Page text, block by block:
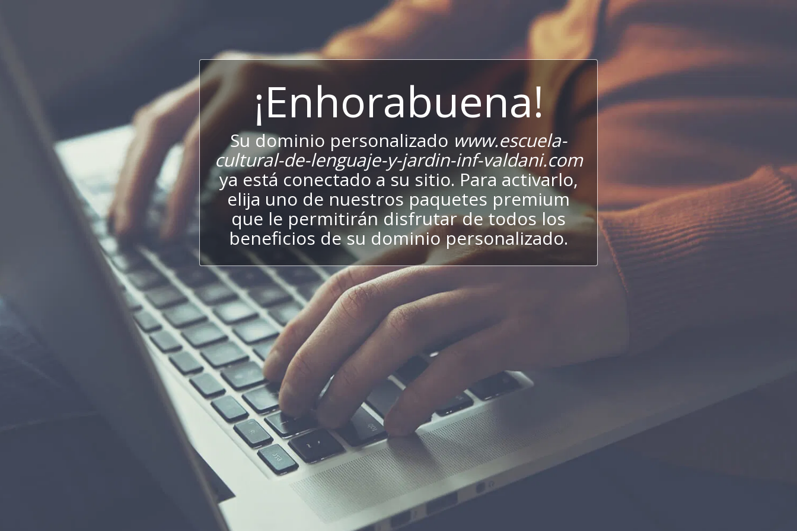
¡Enhorabuena!
Su dominio personalizado www.escuela-
cultural-de-lenguaje-y-jardin-inf-valdani.com
ya está conectado a su sitio. Para activarlo,
elija uno de nuestros paquetes premium
que le permitirán disfrutar de todos los
beneficios de su dominio personalizado.